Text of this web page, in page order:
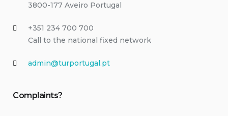
3800-177 Aveiro Portugal
+351 234 700 700
Call to the national fixed network
admin@turportugal.pt
Complaints?